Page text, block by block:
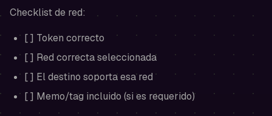
Checklist de red:
[ ] Token correcto
[ ] Red correcta seleccionada
[ ] El destino soporta esa red
[ ] Memo/tag incluido (si es requerido)